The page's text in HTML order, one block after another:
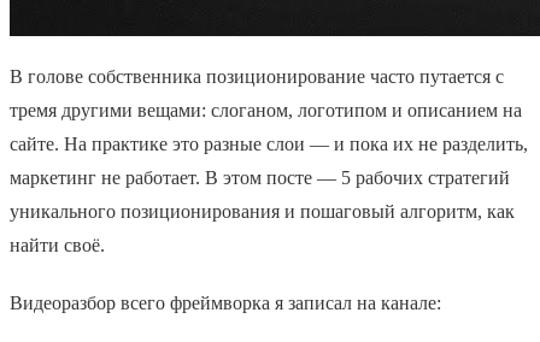
В голове собственника позиционирование часто путается с
тремя другими вещами: слоганом, логотипом и описанием на
сайте. На практике это разные слои — и пока их не разделить,
маркетинг не работает. В этом посте — 5 рабочих стратегий
уникального позиционирования и пошаговый алгоритм, как
найти своё.
Видеоразбор всего фреймворка я записал на канале: